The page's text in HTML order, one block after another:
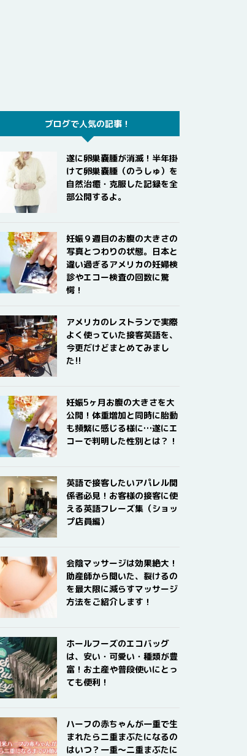
ブログで人気の記事！
遂に卵巣嚢腫が消滅！半年掛
けて卵巣嚢腫（のうしゅ）を
自然治癒・克服した記録を全
部公開するよ。
妊娠９週目のお腹の大きさの
写真とつわりの状態。日本と
違い過ぎるアメリカの妊婦検
診やエコー検査の回数に驚
愕！
アメリカのレストランで実際
よく使っていた接客英語を、
今更だけどまとめてみまし
た!!
妊娠5ヶ月お腹の大きさを大
公開！体重増加と同時に胎動
も頻繁に感じる様に…遂にエ
コーで判明した性別とは？！
英語で接客したいアパレル関
係者必見！お客様の接客に使
える英語フレーズ集（ショッ
プ店員編）
会陰マッサージは効果絶大！
助産師から聞いた、裂けるの
を最大限に減らすマッサージ
方法をご紹介します！
ホールフーズのエコバッグ
は、安い・可愛い・種類が豊
富！お土産や普段使いにとっ
ても便利！
ハーフの赤ちゃんが一重で生
まれたら二重まぶたになるの
はいつ？一重〜二重まぶたに